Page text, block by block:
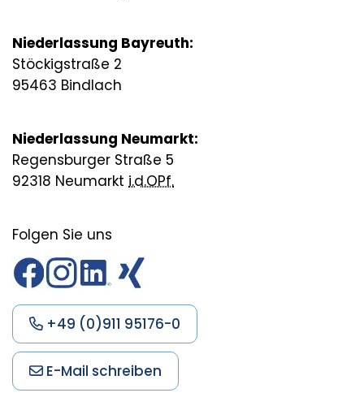
Folgen Sie uns
Niederlassung Bayreuth:
Stöckigstraße 2
95463 Bindlach
Niederlassung Neumarkt:
Regensburger Straße 5
92318 Neumarkt i.d.OPf.
+49 (0)911 95176-0
E-Mail schreiben